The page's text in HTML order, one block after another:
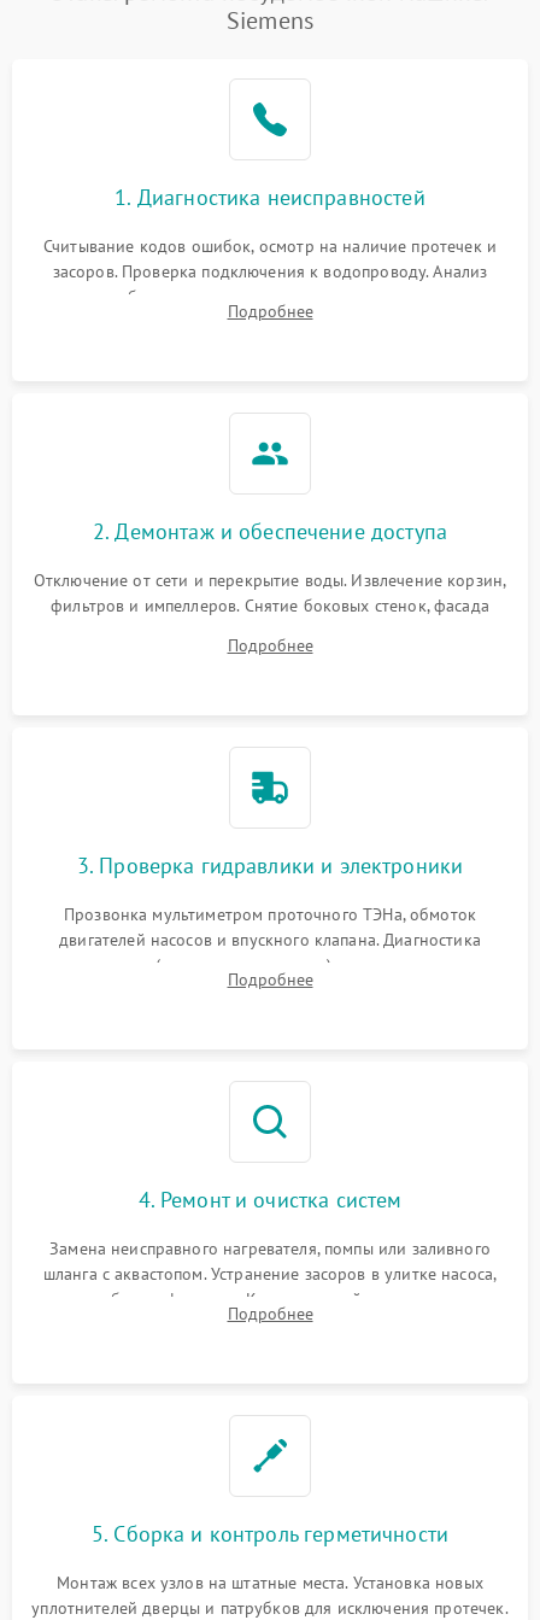
1700 ₽
циркуляционным насосом
2100 ₽ Подробнее →
Siemens
1. Диагностика неисправностей
Считывание кодов ошибок, осмотр на наличие протечек и
засоров. Проверка подключения к водопроводу. Анализ
жалоб на отсутствие слива, нагрева, вращения
разбрызгивателей или срабатывание системы защиты
Подробнее
2. Демонтаж и обеспечение доступа
Отключение от сети и перекрытие воды. Извлечение корзин,
фильтров и импеллеров. Снятие боковых стенок, фасада
циркуляционному насосу, ТЭНу и сливной помпе.
Подробнее
3. Проверка гидравлики и электроники
Прозвонка мультиметром проточного ТЭНа, обмоток
двигателей насосов и впускного клапана. Диагностика
прессостата (датчика уровня воды), датчика мутности,
концевика дверцы и электронного модуля управления.
Подробнее
4. Ремонт и очистка систем
Замена неисправного нагревателя, помпы или заливного
шланга с аквастопом. Устранение засоров в улитке насоса,
патрубках и фильтрах. Компонентный ремонт платы
управления, восстановление поврежденной проводки.
Подробнее
5. Сборка и контроль герметичности
Монтаж всех узлов на штатные места. Установка новых
уплотнителей дверцы и патрубков для исключения протечек.